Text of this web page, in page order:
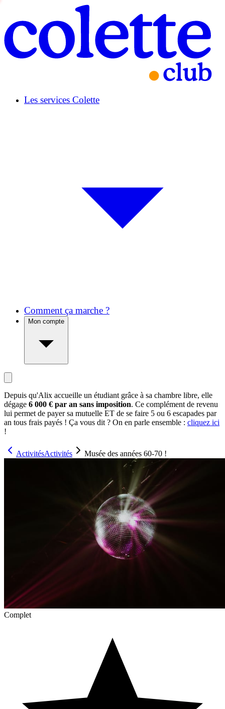
Les services Colette
Comment ça marche ?
Mon compte
Depuis qu'Alix accueille un étudiant grâce à sa chambre libre, elle
dégage 6 000 € par an sans imposition. Ce complément de revenu
lui permet de payer sa mutuelle ET de se faire 5 ou 6 escapades par
an tous frais payés ! Ça vous dit ? On en parle ensemble : cliquez ici
!
ActivitésActivités Musée des années 60-70 !
Complet